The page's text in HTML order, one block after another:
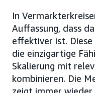
In
Auffassung, dass
effektiver ist. Diese
die einzigartige
Skalierung mit
kombinieren. Die